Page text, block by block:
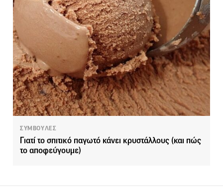
ΣΥΜΒΟΥΛΕΣ
Γιατί το σπιτικό παγωτό κάνει κρυστάλλους (και πώς
το αποφεύγουμε)